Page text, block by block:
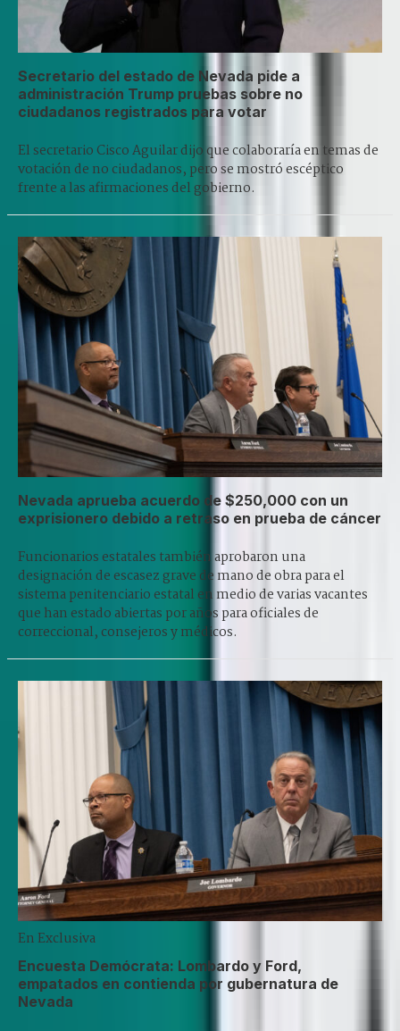
Secretario del estado de Nevada pide a
administración Trump pruebas sobre no
ciudadanos registrados para votar
El secretario Cisco Aguilar dijo que colaboraría en temas de
votación de no ciudadanos, pero se mostró escéptico
frente a las afirmaciones del gobierno.
Nevada aprueba acuerdo de $250,000 con un
exprisionero debido a retraso en prueba de cáncer
Funcionarios estatales también aprobaron una
designación de escasez grave de mano de obra para el
sistema penitenciario estatal en medio de varias vacantes
que han estado abiertas por años para oficiales de
correccional, consejeros y médicos.
En Exclusiva
Encuesta Demócrata: Lombardo y Ford,
empatados en contienda por gubernatura de
Nevada